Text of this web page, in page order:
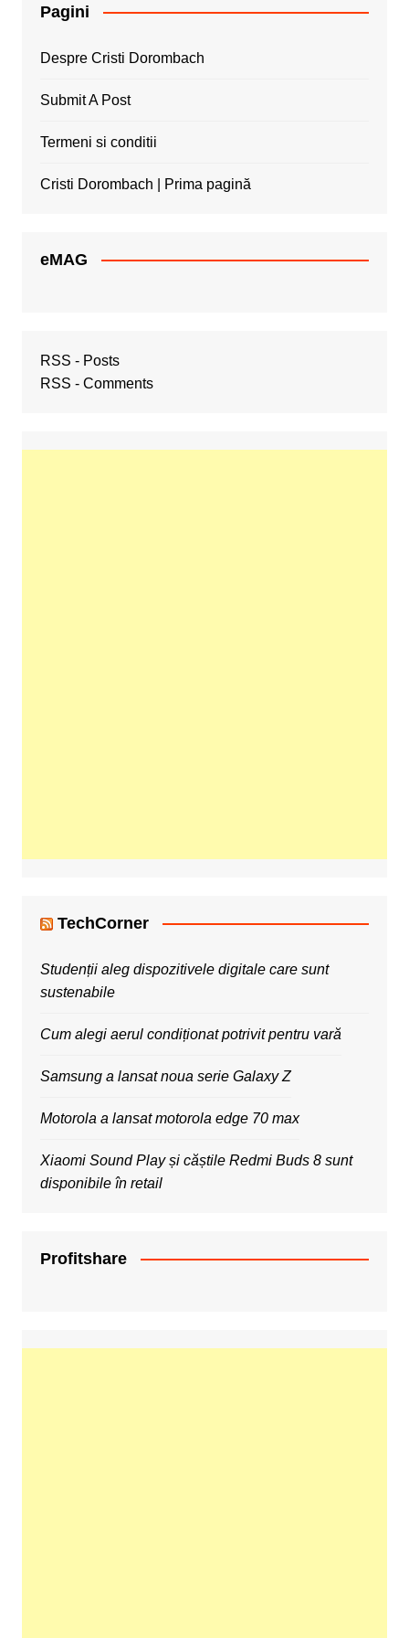
Pagini
Despre Cristi Dorombach
Submit A Post
Termeni si conditii
Cristi Dorombach | Prima pagină
eMAG
RSS - Posts
RSS - Comments
TechCorner
Studenții aleg dispozitivele digitale care sunt
sustenabile
Cum alegi aerul condiționat potrivit pentru vară
Samsung a lansat noua serie Galaxy Z
Motorola a lansat motorola edge 70 max
Xiaomi Sound Play și căștile Redmi Buds 8 sunt
disponibile în retail
Profitshare